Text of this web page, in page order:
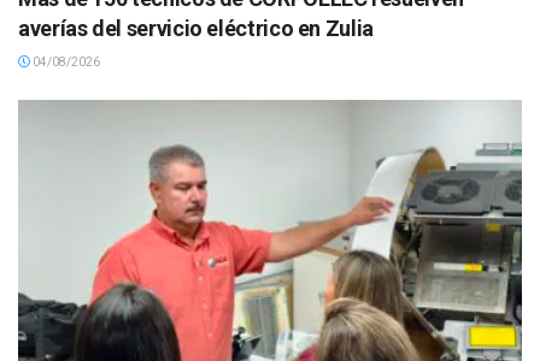
averías del servicio eléctrico en Zulia
04/08/2026